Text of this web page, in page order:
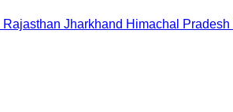
Rajasthan Jharkhand Himachal Pradesh